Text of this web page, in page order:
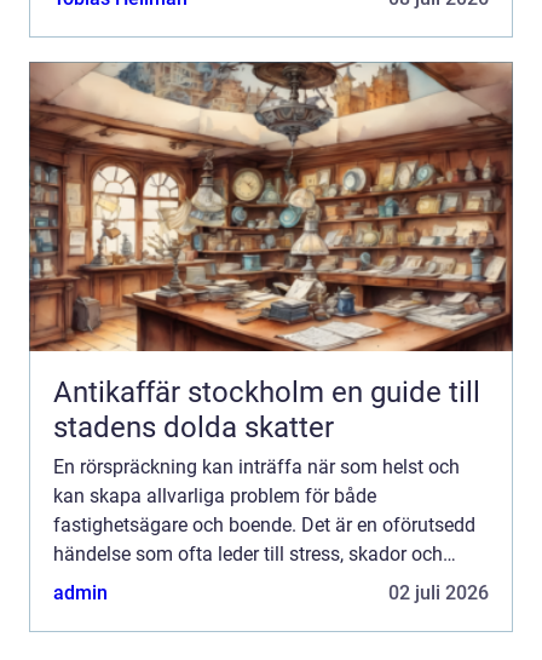
Antikaffär stockholm en guide till
stadens dolda skatter
En rörspräckning kan inträffa när som helst och
kan skapa allvarliga problem för både
fastighetsägare och boende. Det är en oförutsedd
händelse som ofta leder till stress, skador och
potentiellt h&ou...
admin 02 juli 2026